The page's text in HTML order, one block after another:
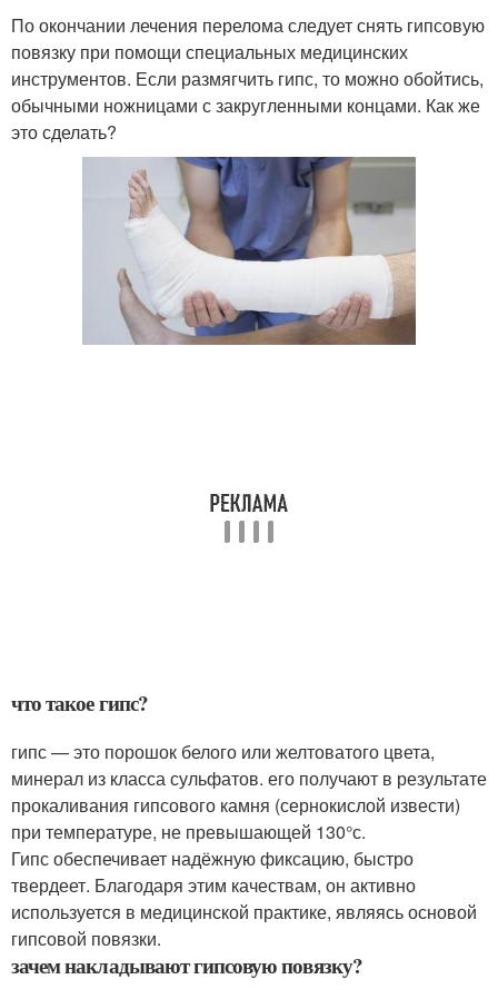
По окончании лечения перелома следует снять гипсовую
повязку при помощи специальных медицинских
инструментов. Если размягчить гипс, то можно обойтись,
обычными ножницами с закругленными концами. Как же
это сделать?
что такое гипс?
гипс — это порошок белого или желтоватого цвета,
минерал из класса сульфатов. его получают в результате
прокаливания гипсового камня (сернокислой извести)
при температуре, не превышающей 130°с.
Гипс обеспечивает надёжную фиксацию, быстро
твердеет. Благодаря этим качествам, он активно
используется в медицинской практике, являясь основой
гипсовой повязки.
зачем накладывают гипсовую повязку?